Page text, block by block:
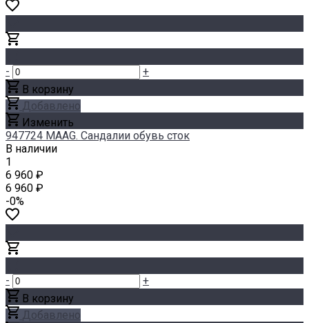
-
+
В корзину
Добавлено
Изменить
947724 MAAG. Сандалии обувь сток
В наличии
1
6 960 ₽
6 960 ₽
-0%
-
+
В корзину
Добавлено